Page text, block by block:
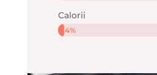
Calorii
4%
4%